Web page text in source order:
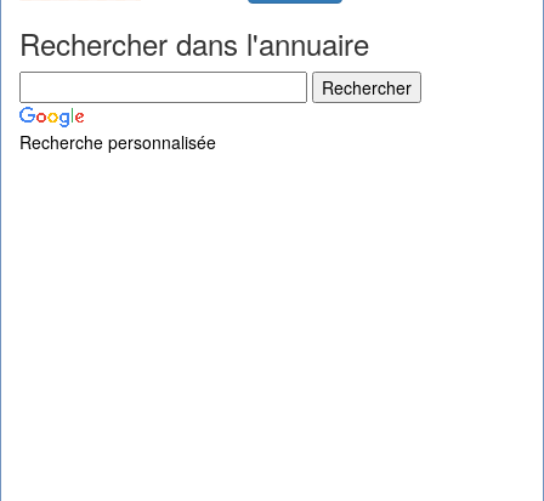
Rechercher dans l'annuaire
Recherche personnalisée